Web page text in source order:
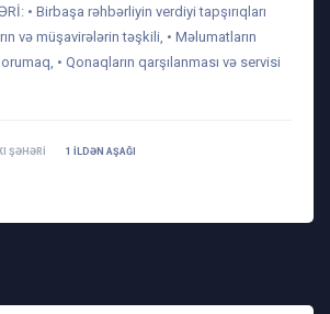
• Birbaşa rəhbərliyin verdiyi tapşırıqları
və müşavirələrin təşkili, • Məlumatların
• Qonaqların qarşılanması və servisi
ŞƏHƏRI 1 ILDƏN AŞAĞI